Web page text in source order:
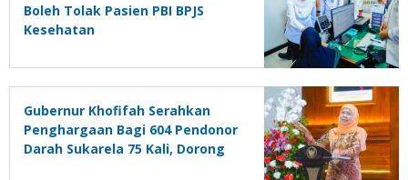
Boleh Tolak Pasien PBI BPJS
Kesehatan
Gubernur Khofifah Serahkan
Penghargaan Bagi 604 Pendonor
Darah Sukarela 75 Kali, Dorong